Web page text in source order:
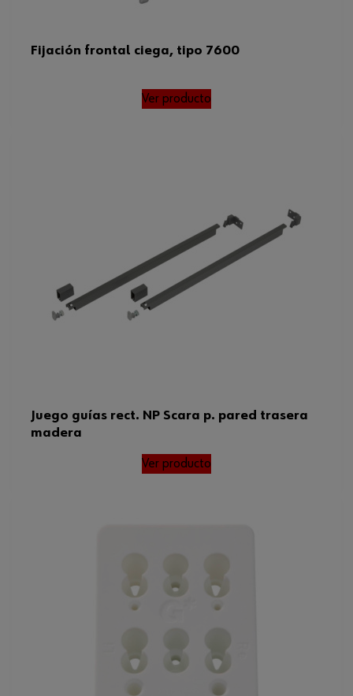
Fijación frontal ciega, tipo 7600
Ver producto
Juego guías rect. NP Scara p. pared trasera
madera
Ver producto